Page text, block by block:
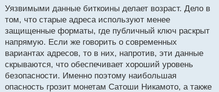
Уязвимыми данные биткоины делает возраст. Дело в
том, что старые адреса используют менее
защищенные форматы, где публичный ключ раскрыт
напрямую. Если же говорить о современных
вариантах адресов, то в них, напротив, эти данные
скрываются, что обеспечивает хороший уровень
безопасности. Именно поэтому наибольшая
опасность грозит монетам Сатоши Никамото, а также